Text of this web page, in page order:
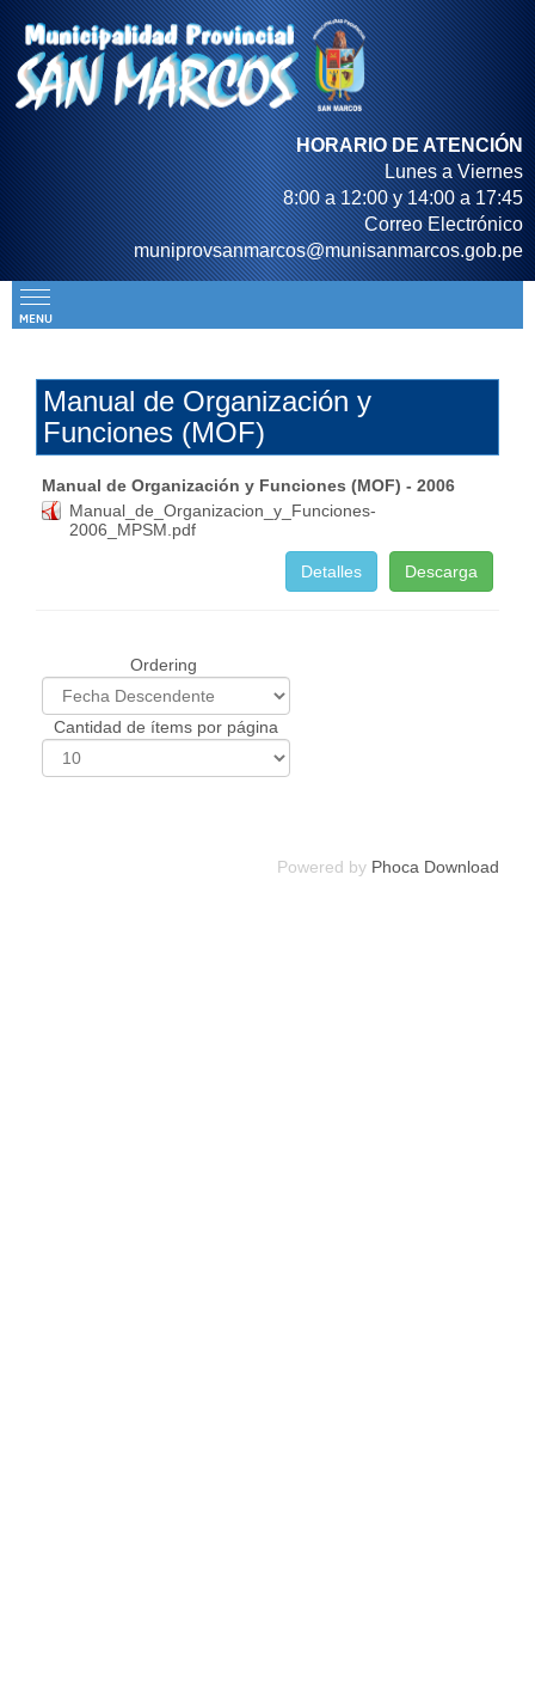
HORARIO DE ATENCIÓN
Lunes a Viernes
8:00 a 12:00 y 14:00 a 17:45
Correo Electrónico
muniprovsanmarcos@munisanmarcos.gob.pe
Manual de Organización y
Funciones (MOF)
Manual de Organización y Funciones (MOF) - 2006
Manual_de_Organizacion_y_Funciones-
2006_MPSM.pdf
Descarga
Detalles
Ordering
Cantidad de ítems por página
Powered by Phoca Download